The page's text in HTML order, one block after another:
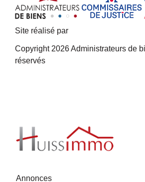
Site réalisé par
Copyright 2026 Administrateurs de
réservés
Annonces